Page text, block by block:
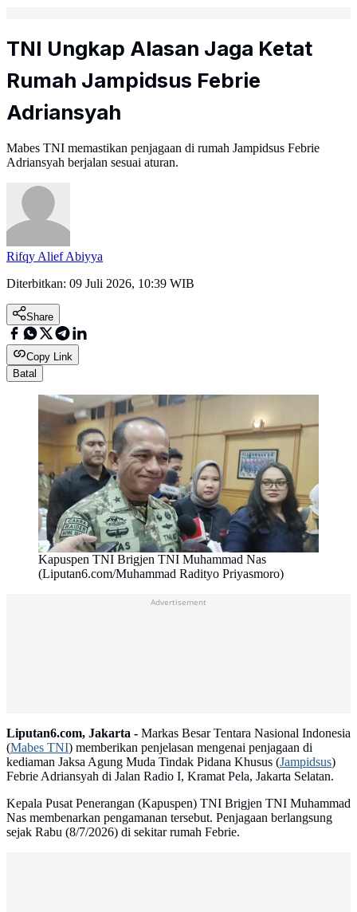
TNI Ungkap Alasan Jaga Ketat
Rumah Jampidsus Febrie
Adriansyah
Mabes TNI memastikan penjagaan di rumah Jampidsus Febrie
Adriansyah berjalan sesuai aturan.
Rifqy Alief Abiyya
Diterbitkan: 09 Juli 2026, 10:39 WIB
Share
Copy Link
Batal
Kapuspen TNI Brigjen TNI Muhammad Nas
(Liputan6.com/Muhammad Radityo Priyasmoro)
Advertisement
Liputan6.com, Jakarta - Markas Besar Tentara Nasional Indonesia
(Mabes TNI) memberikan penjelasan mengenai penjagaan di
kediaman Jaksa Agung Muda Tindak Pidana Khusus (Jampidsus)
Febrie Adriansyah di Jalan Radio I, Kramat Pela, Jakarta Selatan.
Kepala Pusat Penerangan (Kapuspen) TNI Brigjen TNI Muhammad
Nas membenarkan pengamanan tersebut. Penjagaan berlangsung
sejak Rabu (8/7/2026) di sekitar rumah Febrie.